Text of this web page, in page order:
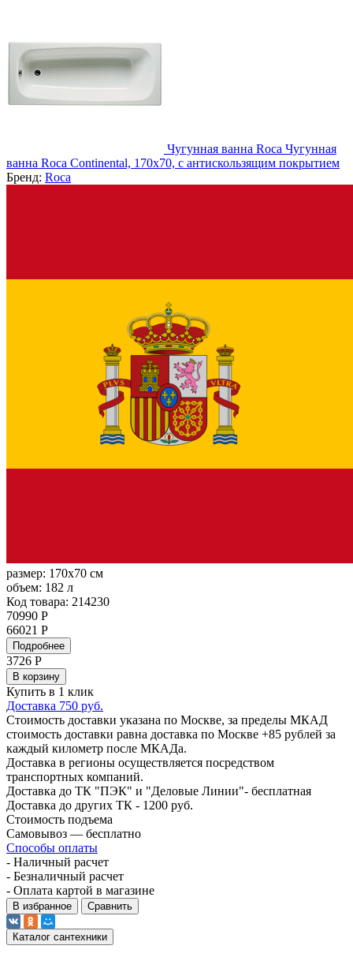
Чугунная ванна Roca Чугунная
ванна Roca Continental, 170x70, с антискользящим покрытием
Бренд: Roca
размер: 170x70 см
объем: 182 л
Код товара: 214230
70990 Р
66021 Р
Подробнее
3726 Р
В корзину
Купить в 1 клик
Доставка 750 руб.
Стоимость доставки указана по Москве, за пределы МКАД
стоимость доставки равна доставка по Москве +85 рублей за
каждый километр после МКАДа.
Доставка в регионы осуществляется посредством
транспортных компаний.
Доставка до ТК "ПЭК" и "Деловые Линии"- бесплатная
Доставка до других ТК - 1200 руб.
Стоимость подъема
Самовывоз — бесплатно
Способы оплаты
- Наличный расчет
- Безналичный расчет
- Оплата картой в магазине
В избранное Сравнить
Каталог сантехники